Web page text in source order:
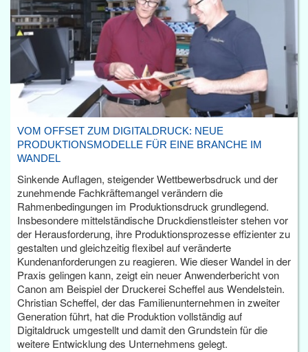
VOM OFFSET ZUM DIGITALDRUCK: NEUE
PRODUKTIONSMODELLE FÜR EINE BRANCHE IM
WANDEL
Sinkende Auflagen, steigender Wettbewerbsdruck und der
zunehmende Fachkräftemangel verändern die
Rahmenbedingungen im Produktionsdruck grundlegend.
Insbesondere mittelständische Druckdienstleister stehen vor
der Herausforderung, ihre Produktionsprozesse effizienter zu
gestalten und gleichzeitig flexibel auf veränderte
Kundenanforderungen zu reagieren. Wie dieser Wandel in der
Praxis gelingen kann, zeigt ein neuer Anwenderbericht von
Canon am Beispiel der Druckerei Scheffel aus Wendelstein.
Christian Scheffel, der das Familienunternehmen in zweiter
Generation führt, hat die Produktion vollständig auf
Digitaldruck umgestellt und damit den Grundstein für die
weitere Entwicklung des Unternehmens gelegt.